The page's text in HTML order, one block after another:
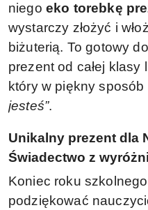
niego eko torebkę
wystarczy złożyć i
biżuterią. To gotowy
prezent od całej
który w piękny
jesteś”.
Unikalny prezent dla
Świadectwo z
Koniec roku
podziękować